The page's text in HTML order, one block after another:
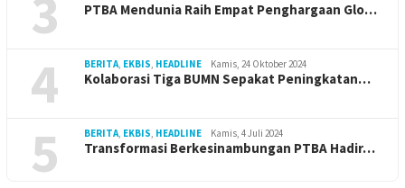
3 PTBA Mendunia Raih Empat Penghargaan Glo…
4 BERITA, EKBIS, HEADLINE Kamis, 24 Oktober 2024
Kolaborasi Tiga BUMN Sepakat Peningkatan…
5 BERITA, EKBIS, HEADLINE Kamis, 4 Juli 2024
Transformasi Berkesinambungan PTBA Hadir…